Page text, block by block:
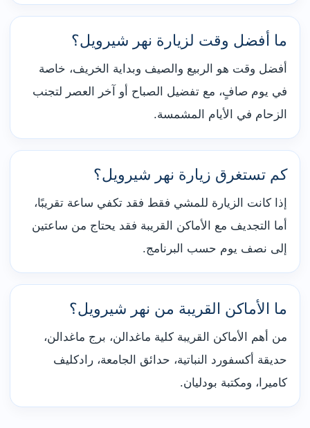
ما أفضل وقت لزيارة نهر شيرويل؟
أفضل وقت هو الربيع والصيف وبداية الخريف، خاصة
في يوم صافٍ، مع تفضيل الصباح أو آخر العصر لتجنب
الزحام في الأيام المشمسة.
كم تستغرق زيارة نهر شيرويل؟
إذا كانت الزيارة للمشي فقط فقد تكفي ساعة تقريبًا،
أما التجديف مع الأماكن القريبة فقد يحتاج من ساعتين
إلى نصف يوم حسب البرنامج.
ما الأماكن القريبة من نهر شيرويل؟
من أهم الأماكن القريبة كلية ماغدالن، برج ماغدالن،
حديقة أكسفورد النباتية، حدائق الجامعة، رادكليف
كاميرا، ومكتبة بودليان.